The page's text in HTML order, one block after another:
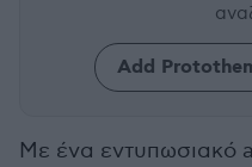
Add
Με ένα εντυπωσιακό